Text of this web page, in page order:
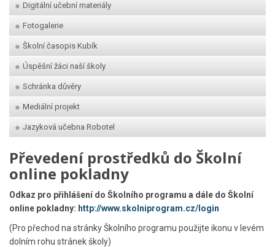
Digitální učební materiály
Fotogalerie
Školní časopis Kubík
Úspěšní žáci naší školy
Schránka důvěry
Mediální projekt
Jazyková učebna Robotel
Převedení prostředků do Školní
online pokladny
Odkaz pro přihlášení do Školního programu a dále do Školní
online pokladny: http://www.skolniprogram.cz/login
(Pro přechod na stránky Školního programu použijte ikonu v levém
dolním rohu stránek školy)